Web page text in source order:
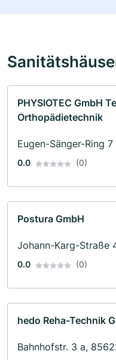
PHYSIOTEC GmbH
Orthopädietechnik
Eugen-Sänger-Ring
0.0 (0)
Postura GmbH
Johann-Karg-Straße
0.0 (0)
hedo Reha-Technik
Bahnhofstr. 3 a,